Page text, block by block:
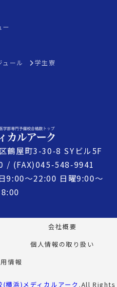
ー
ュール 学生寮
鶴屋町3-30-8 SYビル5F
/ (FAX)045-548-9941
9:00〜22:00 日曜9:00〜
会社概要
個人情報の取り扱い
情報
(横浜)メディカルアーク .All Rights